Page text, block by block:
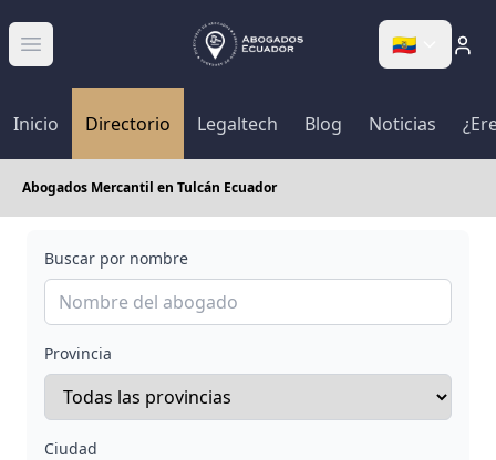
Abrir menú 🇪🇨
Inicio Directorio Legaltech Blog Noticias
Abogados Mercantil en Tulcán Ecuador
Buscar por nombre
Provincia
Ciudad